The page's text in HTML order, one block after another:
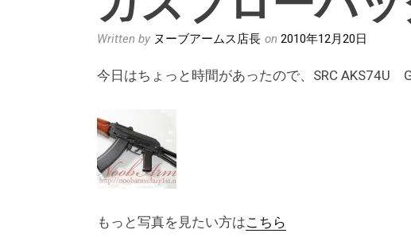
Written by ヌーブアームス店長 on 2010年12月20日
今日はちょっと時間があったので、SRC AKS74U
もっと写真を見たい方はこちら